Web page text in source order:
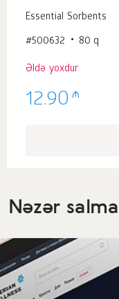
Essential Sorbents
#500632 80 q
Əldə yoxdur
12.90 ₼
Nəzər